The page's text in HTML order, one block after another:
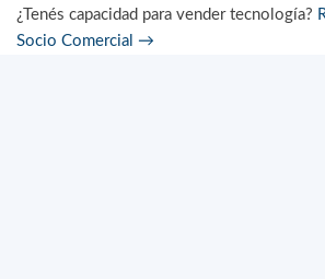
¿Tenés capacidad para vender tecnología?
Socio Comercial →